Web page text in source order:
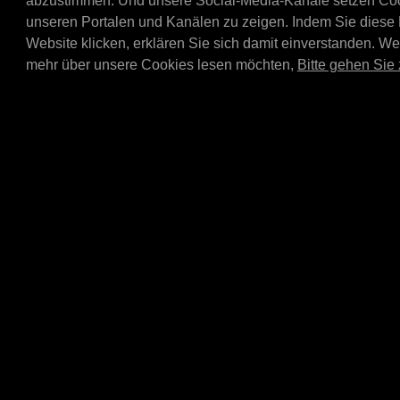
unseren Portalen und Kanälen zu zeigen. Indem Sie
Website klicken, erklären Sie sich damit einverstanden.
mehr über unsere Cookies lesen möchten, Bitte gehen
Bosch Car Service Top
MPM 20/60 ltr
E4020L or E4060L).